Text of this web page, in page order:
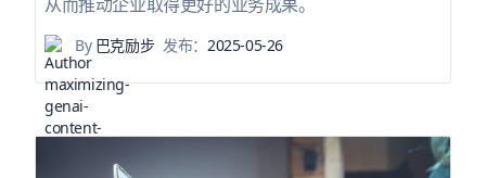
By巴克励步 发布：2025-05-26